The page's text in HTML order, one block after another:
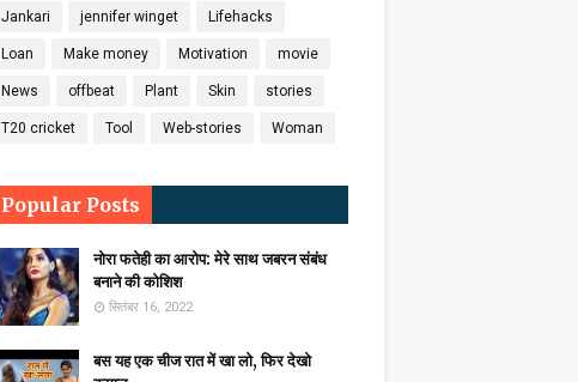
Jankari jennifer winget Lifehacks
Loan Make money Motivation movie
News offbeat Plant Skin stories
T20 cricket Tool Web-stories Woman
Popular Posts
नोरा फतेही का आरोप: मेरे साथ जबरन संबंध
बनाने की कोशिश
सितंबर 16, 2022
बस यह एक चीज रात में खा लो, फिर देखो